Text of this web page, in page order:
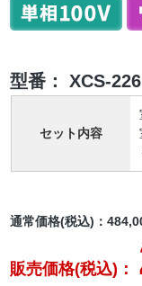
型番： XCS-
セット内容
通常価格(税込)：
販売価格(税込)：